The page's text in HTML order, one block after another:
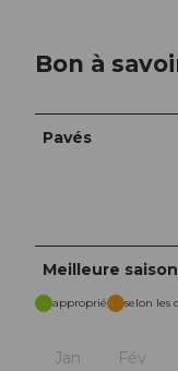
Bon à
Pavés
Meilleure saison
approprié selon les
Jan Fév